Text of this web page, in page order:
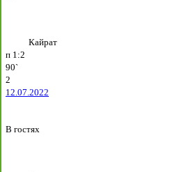
Кайрат
п 1:2
90`
2
12.07.2022
В гостях